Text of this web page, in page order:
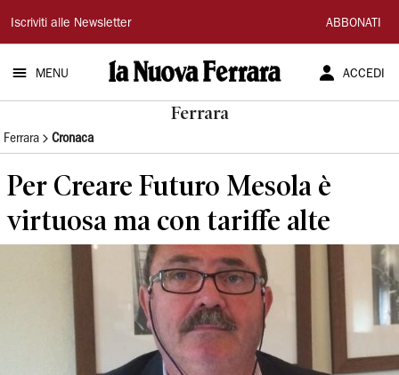
La
Nuova
Ferrara
Iscriviti alle Newsletter ABBONATI
MENU ACCEDI
Ferrara
Ferrara Cronaca
Per Creare Futuro Mesola è
virtuosa ma con tariffe alte